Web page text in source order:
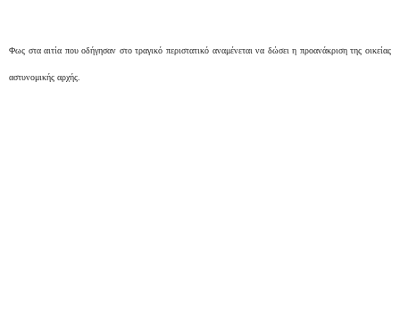
Φως στα αιτία που οδήγησαν στο τραγικό περιστατικό αναμένεται να δώσει η προανάκριση της οικείας
αστυνομικής αρχής.